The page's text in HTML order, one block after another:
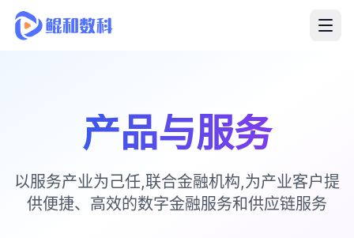
产品与服务
以服务产业为己任,联合金融机构,为产业客户提
供便捷、高效的数字金融服务和供应链服务